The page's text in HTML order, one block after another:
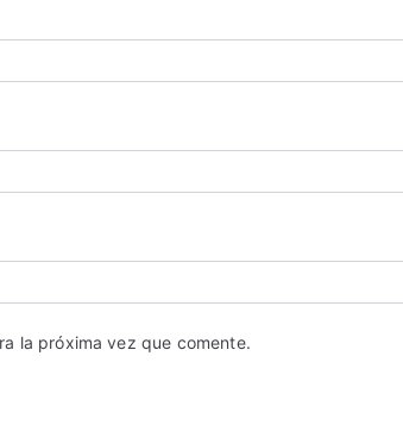
la próxima vez que comente.